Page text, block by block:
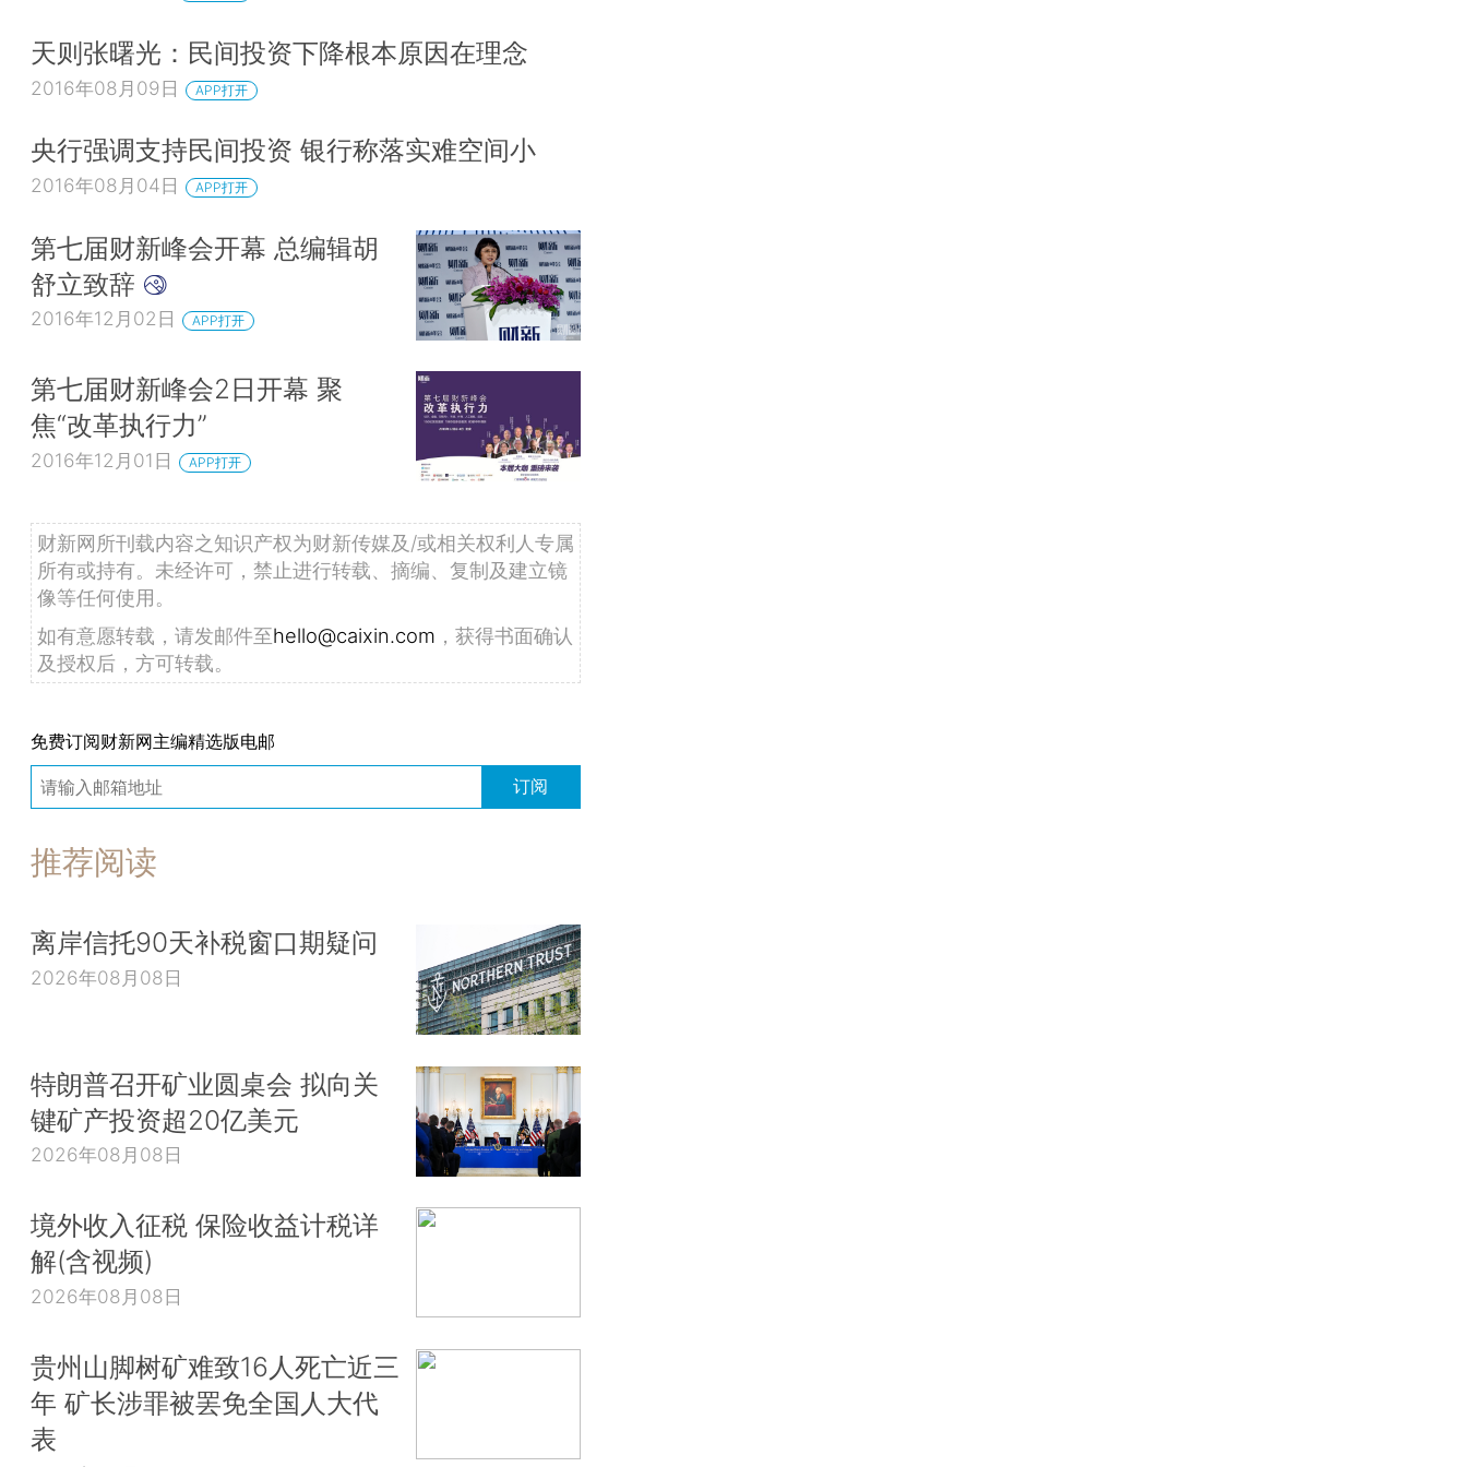
天则张曙光：民间投资下降根本原因在理念
2016年08月09日 APP打开
央行强调支持民间投资 银行称落实难空间小
2016年08月04日 APP打开
第七届财新峰会开幕 总编辑胡
舒立致辞
2016年12月02日 APP打开
第七届财新峰会2日开幕 聚
焦“改革执行力”
2016年12月01日 APP打开
财新网所刊载内容之知识产权为财新传媒及/或相关权利人专属
所有或持有。未经许可，禁止进行转载、摘编、复制及建立镜
像等任何使用。
如有意愿转载，请发邮件至hello@caixin.com ，获得书面确认
及授权后，方可转载。
免费订阅财新网主编精选版电邮
订阅
推荐阅读
离岸信托90天补税窗口期疑问
2026年08月08日
特朗普召开矿业圆桌会 拟向关
键矿产投资超20亿美元
2026年08月08日
境外收入征税 保险收益计税详
解(含视频)
2026年08月08日
贵州山脚树矿难致16人死亡近三
年 矿长涉罪被罢免全国人大代
表